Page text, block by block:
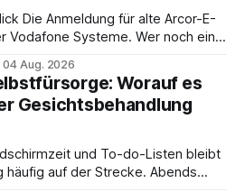
E-
Vodafone Systeme. Wer noch eine
das Vodafone E-Mail & Cloud
Arcor Login über mail.
04 Aug. 2026
Worauf es
Gesichtsbehandlung
und To-do-Listen bleibt
häufig auf der Strecke. Abends